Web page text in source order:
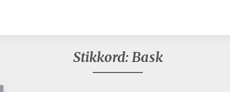
Stikkord: Bask